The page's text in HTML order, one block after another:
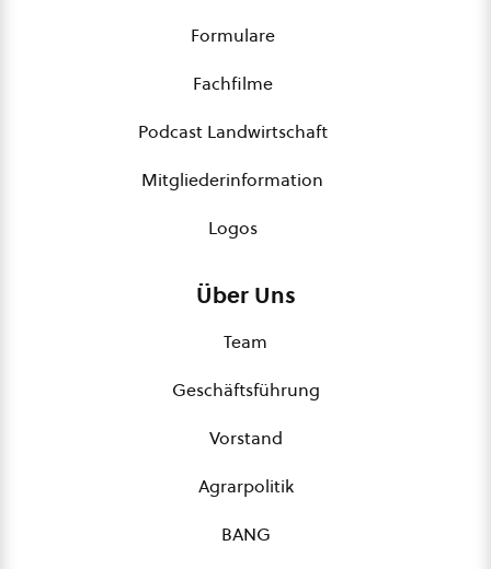
Formulare
Fachfilme
Podcast Landwirtschaft
Mitgliederinformation
Logos
Über Uns
Team
Geschäftsführung
Vorstand
Agrarpolitik
BANG